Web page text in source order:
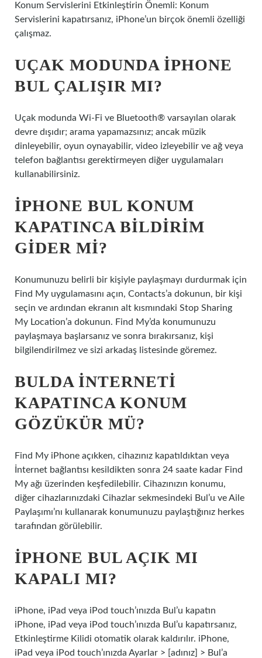
Konum Servislerini Etkinleştirin Önemli: Konum
Servislerini kapatırsanız, iPhone’un birçok önemli özelliği
çalışmaz.
UÇAK MODUNDA IPHONE
BUL ÇALIŞIR MI?
Uçak modunda Wi-Fi ve Bluetooth® varsayılan olarak
devre dışıdır; arama yapamazsınız; ancak müzik
dinleyebilir, oyun oynayabilir, video izleyebilir ve ağ veya
telefon bağlantısı gerektirmeyen diğer uygulamaları
kullanabilirsiniz.
IPHONE BUL KONUM
KAPATINCA BILDIRIM
GIDER MI?
Konumunuzu belirli bir kişiyle paylaşmayı durdurmak için
Find My uygulamasını açın, Contacts’a dokunun, bir kişi
seçin ve ardından ekranın alt kısmındaki Stop Sharing
My Location’a dokunun. Find My’da konumunuzu
paylaşmaya başlarsanız ve sonra bırakırsanız, kişi
bilgilendirilmez ve sizi arkadaş listesinde göremez.
BULDA INTERNETI
KAPATINCA KONUM
GÖZÜKÜR MÜ?
Find My iPhone açıkken, cihazınız kapatıldıktan veya
İnternet bağlantısı kesildikten sonra 24 saate kadar Find
My ağı üzerinden keşfedilebilir. Cihazınızın konumu,
diğer cihazlarınızdaki Cihazlar sekmesindeki Bul’u ve Aile
Paylaşımı’nı kullanarak konumunuzu paylaştığınız herkes
tarafından görülebilir.
IPHONE BUL AÇIK MI
KAPALI MI?
iPhone, iPad veya iPod touch’ınızda Bul’u kapatın
iPhone, iPad veya iPod touch’ınızda Bul’u kapatırsanız,
Etkinleştirme Kilidi otomatik olarak kaldırılır. iPhone,
iPad veya iPod touch’ınızda Ayarlar > [adınız] > Bul’a